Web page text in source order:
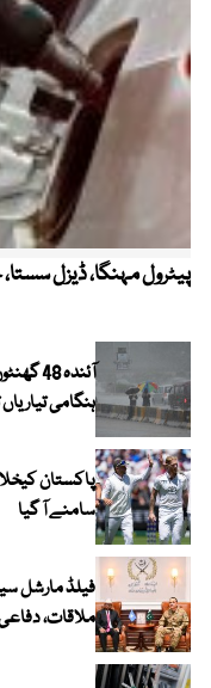
پیٹرول مہنگا، ڈیزل
آئندہ
ہنگامی تیاریاں
سامنے آ گیا
فیلڈ مارشل
ملاقات،